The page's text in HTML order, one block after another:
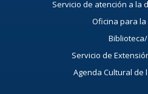
Servicio de atención a la
Oficina para la
Biblioteca/
Servicio de
Agenda Cultural de